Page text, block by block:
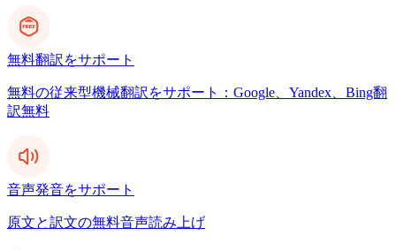
無料翻訳をサポート
無料の従来型機械翻訳をサポート：Google、Yandex、Bing翻
訳無料
音声発音をサポート
原文と訳文の無料音声読み上げ